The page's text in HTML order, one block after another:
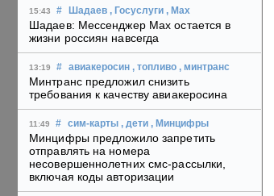
15:43 # Шадаев , Госуслуги , Max
Шадаев: Мессенджер Max остается в
жизни россиян навсегда
13:19 # авиакеросин , топливо , минтранс
Минтранс предложил снизить
требования к качеству авиакеросина
11:49 # сим-карты , дети , Минцифры
Минцифры предложило запретить
отправлять на номера
несовершеннолетних смс-рассылки,
включая коды авторизации